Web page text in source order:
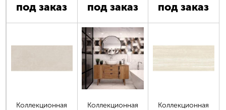
под заказ под заказ под заказ
Коллекционная
Коллекционная
Коллекционная